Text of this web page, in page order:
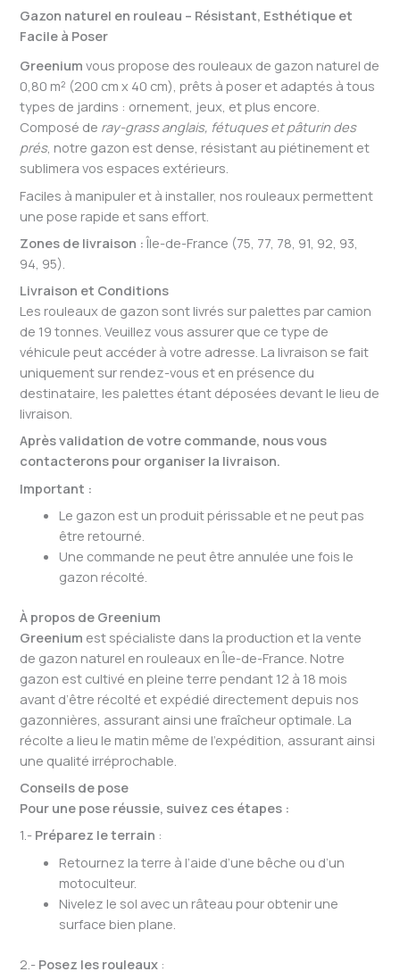
Gazon naturel en rouleau – Résistant, Esthétique et
Facile à Poser
Greenium vous propose des rouleaux de gazon naturel de
0,80 m² (200 cm x 40 cm), prêts à poser et adaptés à tous
types de jardins : ornement, jeux, et plus encore.
Composé de ray-grass anglais, fétuques et pâturin des
prés, notre gazon est dense, résistant au piétinement et
sublimera vos espaces extérieurs.
Faciles à manipuler et à installer, nos rouleaux permettent
une pose rapide et sans effort.
Zones de livraison :Île-de-France (75, 77, 78, 91, 92, 93,
94, 95).
Livraison et Conditions
Les rouleaux de gazon sont livrés sur palettes par camion
de 19 tonnes. Veuillez vous assurer que ce type de
véhicule peut accéder à votre adresse. La livraison se fait
uniquement sur rendez-vous et en présence du
destinataire, les palettes étant déposées devant le lieu de
livraison.
Après validation de votre commande, nous vous
contacterons pour organiser la livraison.
Important :
Le gazon est un produit périssable et ne peut pas
être retourné.
Une commande ne peut être annulée une fois le
gazon récolté.
À propos de Greenium
Greenium est spécialiste dans la production et la vente
de gazon naturel en rouleaux en Île-de-France. Notre
gazon est cultivé en pleine terre pendant 12 à 18 mois
avant d’être récolté et expédié directement depuis nos
gazonnières, assurant ainsi une fraîcheur optimale. La
récolte a lieu le matin même de l’expédition, assurant ainsi
une qualité irréprochable.
Conseils de pose
Pour une pose réussie, suivez ces étapes :
1.- Préparez le terrain :
Retournez la terre à l’aide d’une bêche ou d’un
motoculteur.
Nivelez le sol avec un râteau pour obtenir une
surface bien plane.
2.- Posez les rouleaux :